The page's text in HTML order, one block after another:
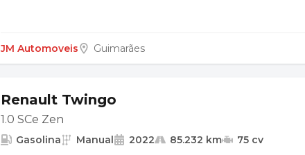
JM Automoveis Guimarães
Renault Twingo
1.0 SCe Zen
Gasolina Manual 2022 85.232 km 75 cv